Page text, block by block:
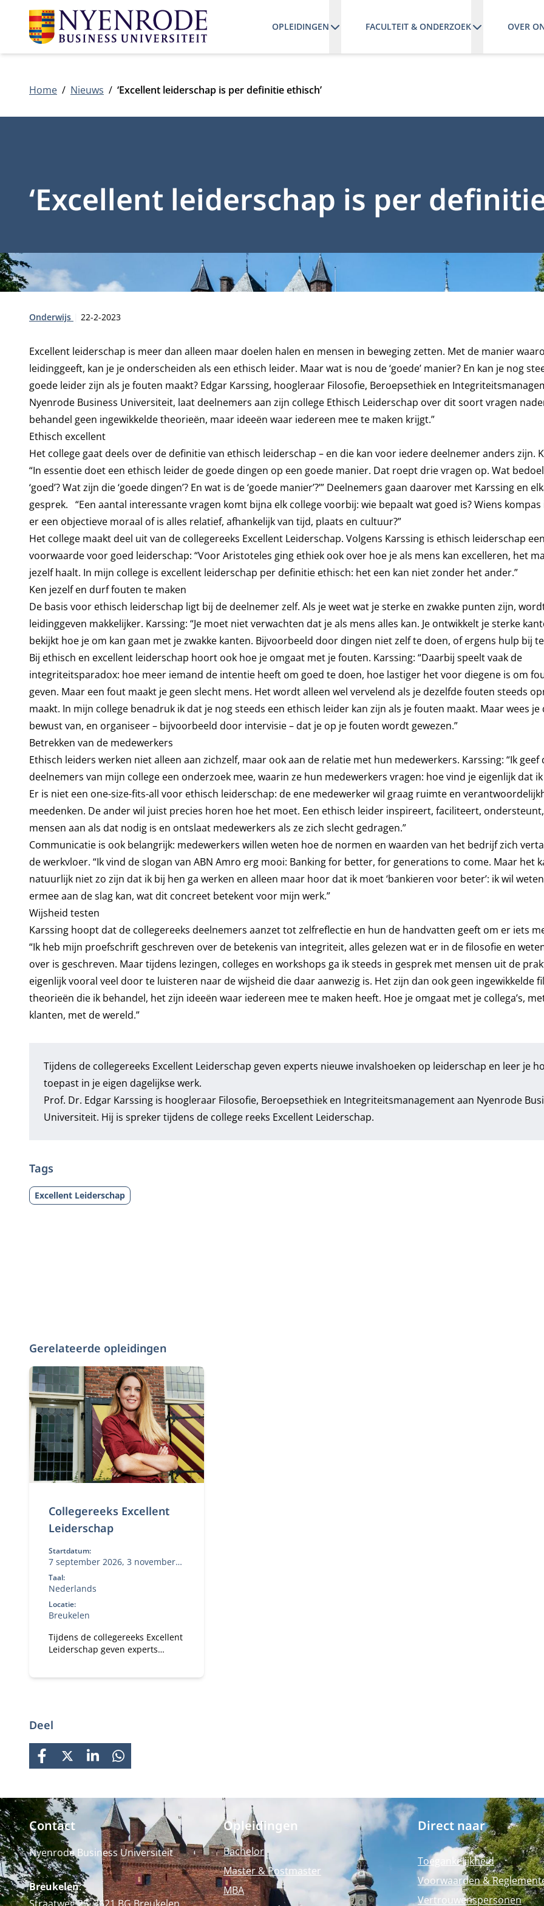
OPLEIDINGEN FACULTEIT & ONDERZOEK OVER
Home Nieuws ‘Excellent leiderschap is per definitie ethisch’
‘Excellent leiderschap is per
Type:
Onderwijs Publicatiedatum:
22-2-2023
Excellent leiderschap is meer dan alleen maar doelen halen en mensen in beweging zetten. Met de manier
leidinggeeft, kan je je onderscheiden als een ethisch leider. Maar wat is nou de ‘goede’ manier? En kan je nog
goede leider zijn als je fouten maakt? Edgar Karssing, hoogleraar Filosofie, Beroepsethiek en
Nyenrode Business Universiteit, laat deelnemers aan zijn college Ethisch Leiderschap over dit soort vragen
behandel geen ingewikkelde theorieën, maar ideeën waar iedereen mee te maken krijgt.”
Ethisch excellent
Het college gaat deels over de definitie van ethisch leiderschap – en die kan voor iedere deelnemer anders zijn.
“In essentie doet een ethisch leider de goede dingen op een goede manier. Dat roept drie vragen op. Wat
‘goed’? Wat zijn die ‘goede dingen’? En wat is de ‘goede manier’?’” Deelnemers gaan daarover met Karssing en
gesprek. “Een aantal interessante vragen komt bijna elk college voorbij: wie bepaalt wat goed is? Wiens kompas
er een objectieve moraal of is alles relatief, afhankelijk van tijd, plaats en cultuur?”
Het college maakt deel uit van de collegereeks Excellent Leiderschap. Volgens Karssing is ethisch leiderschap een
voorwaarde voor goed leiderschap: “Voor Aristoteles ging ethiek ook over hoe je als mens kan excelleren, het
jezelf haalt. In mijn college is excellent leiderschap per definitie ethisch: het een kan niet zonder het ander.”
Ken jezelf en durf fouten te maken
De basis voor ethisch leiderschap ligt bij de deelnemer zelf. Als je weet wat je sterke en zwakke punten zijn,
leidinggeven makkelijker. Karssing: “Je moet niet verwachten dat je als mens alles kan. Je ontwikkelt je sterke
bekijkt hoe je om kan gaan met je zwakke kanten. Bijvoorbeeld door dingen niet zelf te doen, of ergens hulp bij
Bij ethisch en excellent leiderschap hoort ook hoe je omgaat met je fouten. Karssing: “Daarbij speelt vaak de
integriteitsparadox: hoe meer iemand de intentie heeft om goed te doen, hoe lastiger het voor diegene is om
geven. Maar een fout maakt je geen slecht mens. Het wordt alleen wel vervelend als je dezelfde fouten steeds
maakt. In mijn college benadruk ik dat je nog steeds een ethisch leider kan zijn als je fouten maakt. Maar wees je
bewust van, en organiseer – bijvoorbeeld door intervisie – dat je op je fouten wordt gewezen.”
Betrekken van de medewerkers
Ethisch leiders werken niet alleen aan zichzelf, maar ook aan de relatie met hun medewerkers. Karssing: “Ik geef
deelnemers van mijn college een onderzoek mee, waarin ze hun medewerkers vragen: hoe vind je eigenlijk dat
Er is niet een one-size-fits-all voor ethisch leiderschap: de ene medewerker wil graag ruimte en
meedenken. De ander wil juist precies horen hoe het moet. Een ethisch leider inspireert, faciliteert,
mensen aan als dat nodig is en ontslaat medewerkers als ze zich slecht gedragen.”
Communicatie is ook belangrijk: medewerkers willen weten hoe de normen en waarden van het bedrijf zich
de werkvloer. “Ik vind de slogan van ABN Amro erg mooi: Banking for better, for generations to come. Maar het
natuurlijk niet zo zijn dat ik bij hen ga werken en alleen maar hoor dat ik moet ‘bankieren voor beter’: ik wil
ermee aan de slag kan, wat dit concreet betekent voor mijn werk.”
Wijsheid testen
Karssing hoopt dat de collegereeks deelnemers aanzet tot zelfreflectie en hun de handvatten geeft om er iets
“Ik heb mijn proefschrift geschreven over de betekenis van integriteit, alles gelezen wat er in de filosofie en
over is geschreven. Maar tijdens lezingen, colleges en workshops ga ik steeds in gesprek met mensen uit de
eigenlijk vooral veel door te luisteren naar de wijsheid die daar aanwezig is. Het zijn dan ook geen ingewikkelde
theorieën die ik behandel, het zijn ideeën waar iedereen mee te maken heeft. Hoe je omgaat met je collega’s,
klanten, met de wereld.”
Tijdens de collegereeks Excellent Leiderschap geven experts nieuwe invalshoeken op leiderschap en leer je
toepast in je eigen dagelijkse werk.
Prof. Dr. Edgar Karssing is hoogleraar Filosofie, Beroepsethiek en Integriteitsmanagement aan Nyenrode
Universiteit. Hij is spreker tijdens de college reeks Excellent Leiderschap.
Tags
Excellent Leiderschap
Gerelateerde opleidingen
Collegereeks Excellent
Leiderschap
Startdatum:
7 september 2026, 3 november
2026, 26 januari 2027, 10 mei
2027
Taal:
Nederlands
Locatie:
Breukelen
Tijdens de collegereeks Excellent
Leiderschap geven experts
Deel
FACEBOOK
X LINKEDINWHATSAPP
Contact
Nyenrode Business Universiteit
Breukelen:
Opleidingen
Bachelor
Master & Postmaster
MBA
Direct naar
Toegankelijkheid
Voorwaarden &
Vertrouwenspersonen